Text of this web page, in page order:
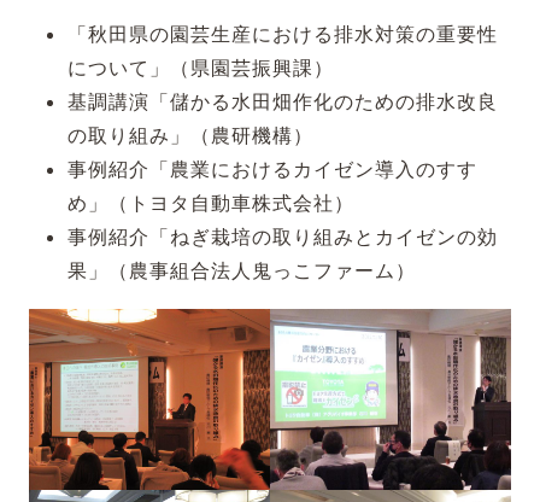
「秋田県の園芸生産における排水対策の重要性
について」（県園芸振興課）
基調講演「儲かる水田畑作化のための排水改良
の取り組み」（農研機構）
事例紹介「農業におけるカイゼン導入のすす
め」（トヨタ自動車株式会社）
事例紹介「ねぎ栽培の取り組みとカイゼンの効
果」（農事組合法人鬼っこファーム）